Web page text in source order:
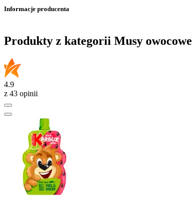
Informacje producenta
Produkty z kategorii Musy owocowe
4.9
z 43 opinii